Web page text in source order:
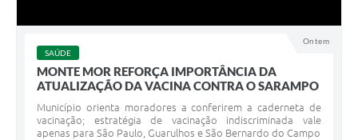
Ontem
SAÚDE
MONTE MOR REFORÇA IMPORTÂNCIA DA
ATUALIZAÇÃO DA VACINA CONTRA O SARAMPO
Município orienta moradores a conferirem a caderneta de
vacinação; estratégia de vacinação indiscriminada vale
apenas para São Paulo, Guarulhos e São Bernardo do Campo